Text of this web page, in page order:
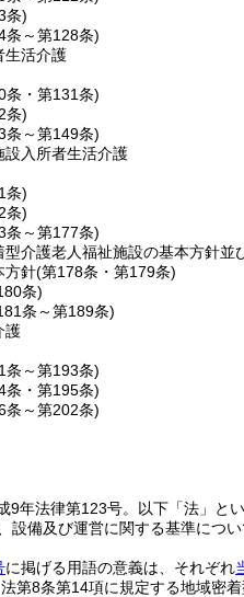
条)
条～第128条)
生活介護
条・第131条)
条)
条～第149条)
設入所者生活介護
条)
条)
条～第177条)
介護老人福祉施設の基本方針並
方針(第178条・第179条)
条)
条～第189条)
護
条～第193条)
条・第195条)
条～第202条)
9年法律第123号。以下「法」と
設備及び運営に関する基準につい
に掲げる用語の意義は、それぞれ
8条第14項に規定する地域密着